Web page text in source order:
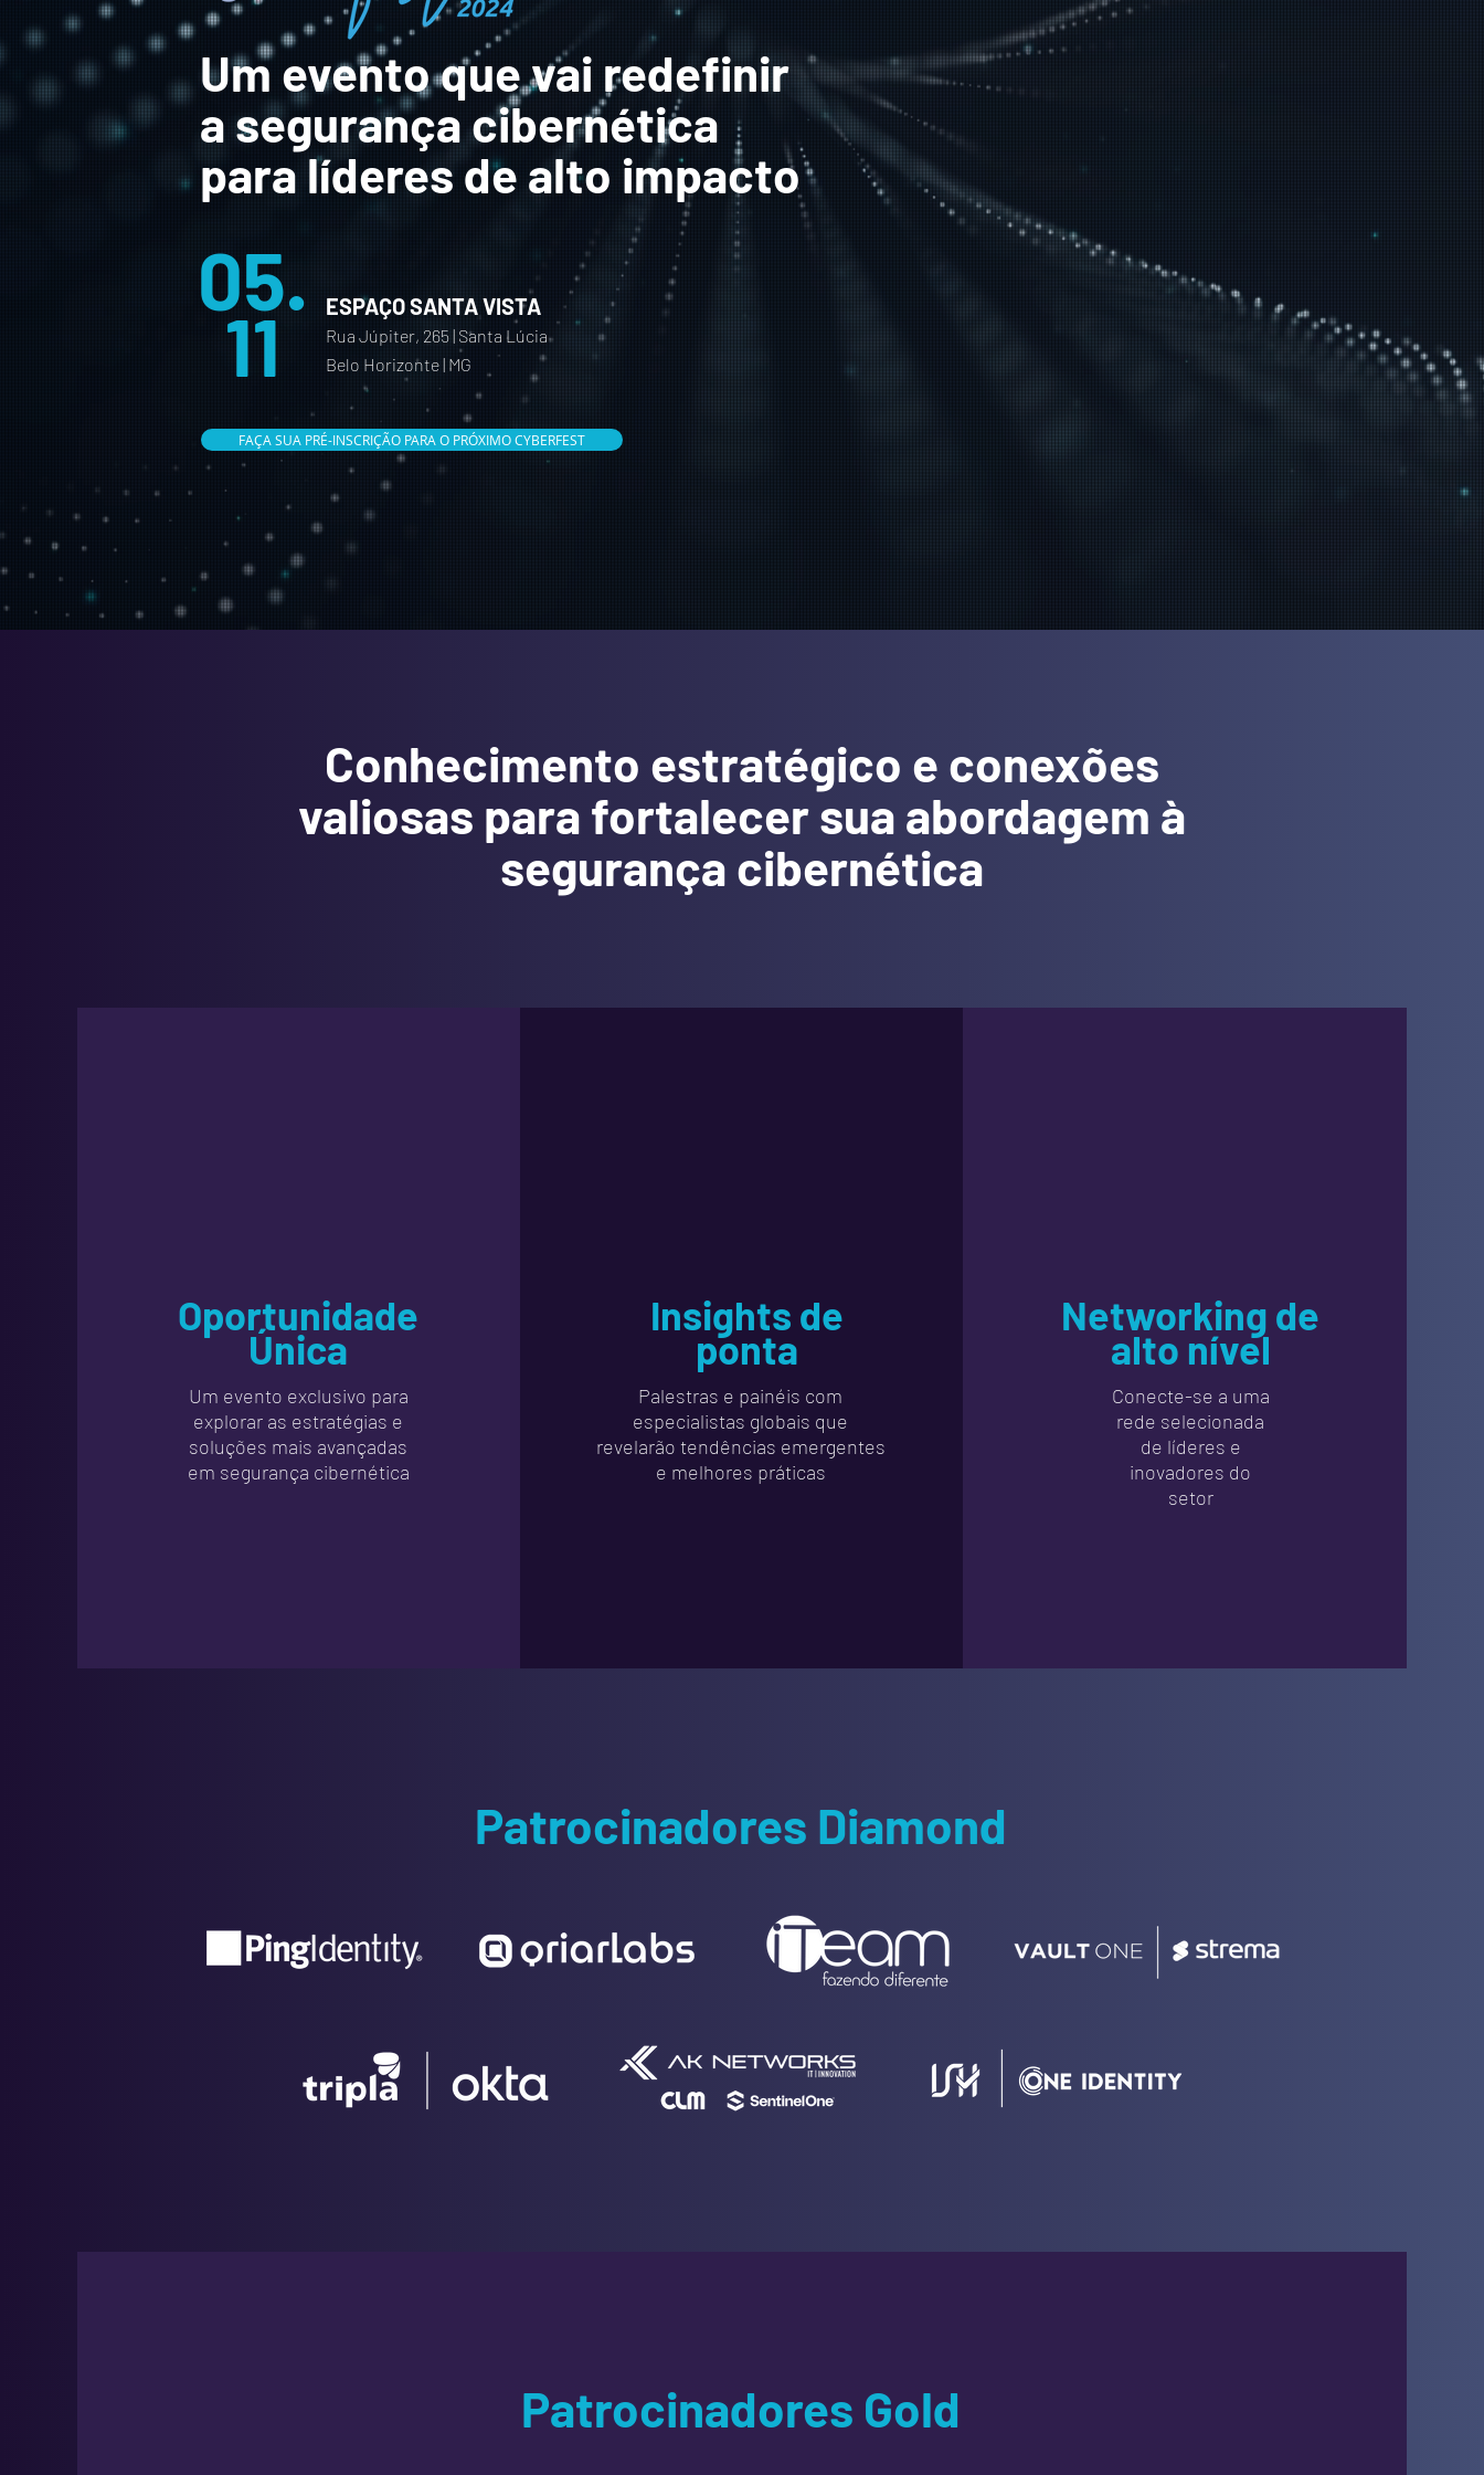
Um evento que vai redefinir
a segurança cibernética
para líderes de alto impacto
05.
11 ESPAÇO SANTA VISTA
Rua Júpiter, 265 | Santa Lúcia
Belo Horizonte | MG
FAÇA SUA PRÉ-INSCRIÇÃO PARA O PRÓXIMO CYBERFEST
Conhecimento estratégico e conexões
valiosas para fortalecer sua abordagem à
segurança cibernética
Oportunidade
Única
Um evento exclusivo para
explorar as estratégias e
soluções mais avançadas
em segurança cibernética
Insights de
ponta
Palestras e painéis com
especialistas globais que
revelarão tendências emergentes
e melhores práticas
Networking de
alto nível
Conecte-se a uma
rede selecionada
de líderes e
inovadores do
setor
Patrocinadores Diamond
Patrocinadores Gold